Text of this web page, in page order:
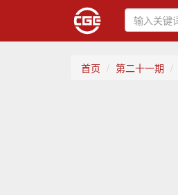
首页 第二十一期